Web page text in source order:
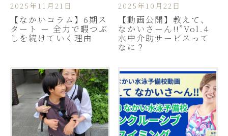
2025年11月21日
【なかいコラム】6期ス
タート ー 全力で暇つぶ
しを続けていく理由
2025年10月22日
【動画公開】教えて、
なかいさーん!!”Vol.4
水中介助サービスって
なに？